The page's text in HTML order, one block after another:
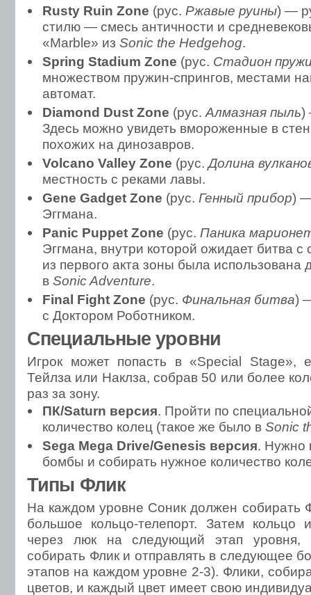
Rusty Ruin Zone (рус. Ржавые руины) —
стилю — смесь античности и
«Marble» из Sonic the Hedgehog.
Spring Stadium Zone (рус. Стадион
множеством пружин-спрингов, местами
автомат.
Diamond Dust Zone (рус. Алмазная пыль)
Здесь можно увидеть вмороженные в
похожих на динозавров.
Volcano Valley Zone (рус.Долина
местность с реками лавы.
Gene Gadget Zone (рус. Генный прибор) —
Эггмана.
Panic Puppet Zone (рус. Паника
Эггмана, внутри которой ожидает битва
из первого акта зоны была использована
в Sonic Adventure.
Final Fight Zone (рус. Финальная битва)
с Доктором Роботником.
Специальные уровни
Игрок может попасть в «Special Stage»,
Тейлза или Наклза, собрав 50 или более
раз за зону.
ПК/Saturn версия. Пройти по
количество колец (такое же было в Sonic
Sega Mega Drive/Genesis версия. Нужно
бомбы и собирать нужное количество
Типы Флик
На каждом уровне Соник должен собирать
большое кольцо-телепорт. Затем кольцо
через люк на следующий этап уровня,
собирать Флик и отправлять в следующее
этапов на каждом уровне 2-3). Флики,
цветов, и каждый цвет имеет свою